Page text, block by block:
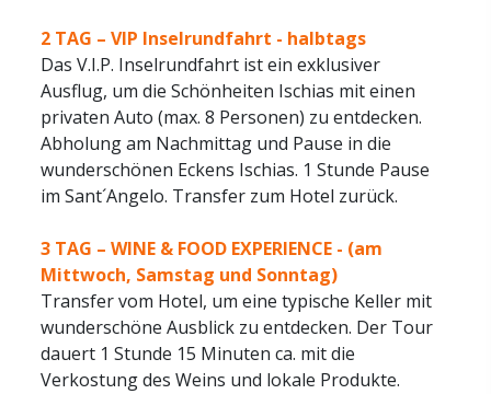
2 TAG –VIP Inselrundfahrt - halbtags
Das V.I.P. Inselrundfahrt ist ein exklusiver
Ausflug, um die Schönheiten Ischias mit einen
privaten Auto (max. 8 Personen) zu entdecken.
Abholung am Nachmittag und Pause in die
wunderschönen Eckens Ischias. 1 Stunde Pause
im Sant´Angelo. Transfer zum Hotel zurück.
3 TAG –WINE & FOOD EXPERIENCE - (am
Mittwoch, Samstag und Sonntag)
Transfer vom Hotel, um eine typische Keller mit
wunderschöne Ausblick zu entdecken. Der Tour
dauert 1 Stunde 15 Minuten ca. mit die
Verkostung des Weins und lokale Produkte.